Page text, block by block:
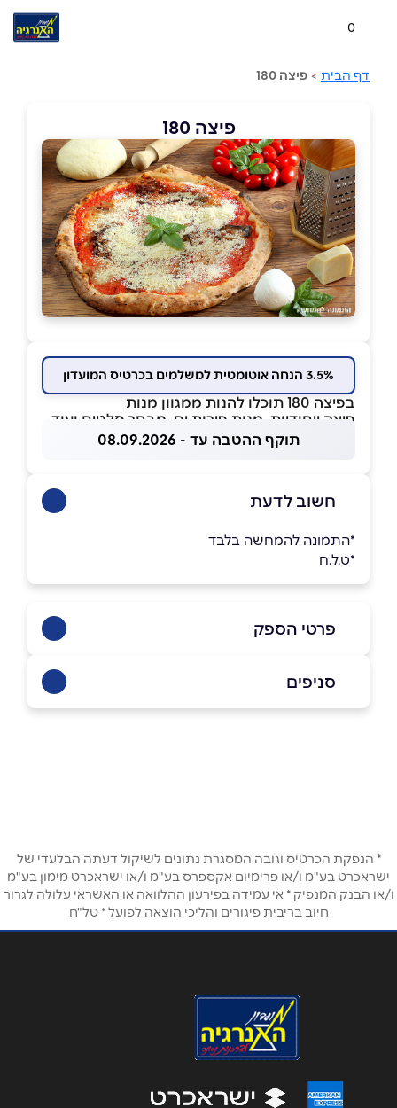
0
דף הבית > פיצה 180
פיצה 180
3.5% הנחה אוטומטית למשלמים בכרטיס המועדון
בפיצה 180 תוכלו להנות ממגוון מנות
פיצה ייחודיות, מנות פירות ים, מבחר סלטים ועוד.
תוקף ההטבה עד - 08.09.2026
חשוב לדעת
*התמונה להמחשה בלבד
*ט.ל.ח
פרטי הספק
אימייל*
*
סניפים
* הנפקת הכרטיס וגובה המסגרת נתונים לשיקול דעתה הבלעדי של
ישראכרט בע"מ ו/או פרימיום אקספרס בע"מ ו/או ישראכרט מימון בע"מ
ו/או הבנק המנפיק * אי עמידה בפירעון ההלוואה או האשראי עלולה לגרור
חיוב בריבית פיגורים והליכי הוצאה לפועל * טל"ח